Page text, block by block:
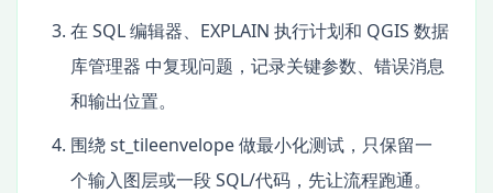
在 SQL 编辑器、EXPLAIN 执行计划和 QGIS 数据
库管理器 中复现问题，记录关键参数、错误消息
和输出位置。
围绕 st_tileenvelope 做最小化测试，只保留一
个输入图层或一段 SQL/代码，先让流程跑通。